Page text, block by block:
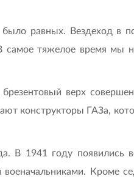
равных. Вездеход в
самое тяжелое время мы
верх
конструкторы ГАЗа,
В 1941 году появились
Кроме